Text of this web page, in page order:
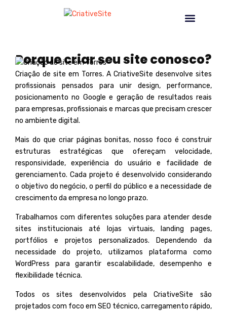
Porque criar seu site conosco?
Criação de site em Torres. A CriativeSite desenvolve sites
profissionais pensados para unir design, performance,
posicionamento no Google e geração de resultados reais
para empresas, profissionais e marcas que precisam crescer
no ambiente digital.
Mais do que criar páginas bonitas, nosso foco é construir
estruturas estratégicas que ofereçam velocidade,
responsividade, experiência do usuário e facilidade de
gerenciamento. Cada projeto é desenvolvido considerando
o objetivo do negócio, o perfil do público e a necessidade de
crescimento da empresa no longo prazo.
Trabalhamos com diferentes soluções para atender desde
sites institucionais até lojas virtuais, landing pages,
portfólios e projetos personalizados. Dependendo da
necessidade do projeto, utilizamos plataforma como
WordPress para garantir escalabilidade, desempenho e
flexibilidade técnica.
Todos os sites desenvolvidos pela CriativeSite são
projetados com foco em SEO técnico, carregamento rápido,